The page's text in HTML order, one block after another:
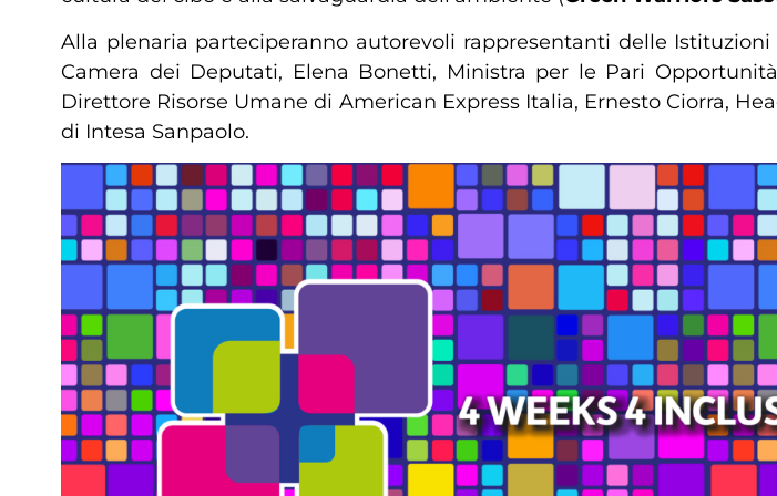
Alla plenaria parteciperanno autorevoli rappresentanti delle
Camera dei Deputati, Elena Bonetti, Ministra per le Pari
Direttore Risorse Umane di American Express Italia, Ernesto Ciorra,
di Intesa Sanpaolo.